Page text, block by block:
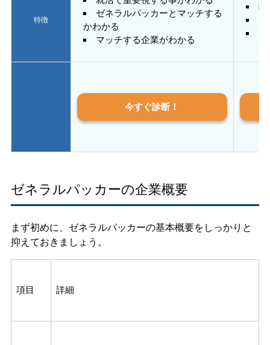
特徴
ゼネラルパッカーとマッチする
かわかる
マッチする企業がわかる
質
今すぐ診断！
ゼネラルパッカーの企業概要
まず初めに、ゼネラルパッカーの基本概要をしっかりと
抑えておきましょう。
項目 詳細